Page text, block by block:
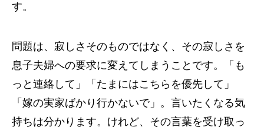
す。
問題は、寂しさそのものではなく、その寂しさを
息子夫婦への要求に変えてしまうことです。「も
っと連絡して」「たまにはこちらを優先して」
「嫁の実家ばかり行かないで」。言いたくなる気
持ちは分かります。けれど、その言葉を受け取っ